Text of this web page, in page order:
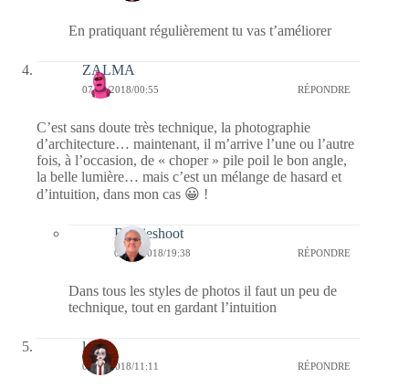
En pratiquant régulièrement tu vas t’améliorer
ZALMA
07/03/2018/00:55 RÉPONDRE
C’est sans doute très technique, la photographie
d’architecture… maintenant, il m’arrive l’une ou l’autre
fois, à l’occasion, de « choper » pile poil le bon angle,
la belle lumière… mais c’est un mélange de hasard et
d’intuition, dans mon cas 😀 !
Bernieshoot
07/03/2018/19:38 RÉPONDRE
Dans tous les styles de photos il faut un peu de
technique, tout en gardant l’intuition
leti
06/03/2018/11:11 RÉPONDRE